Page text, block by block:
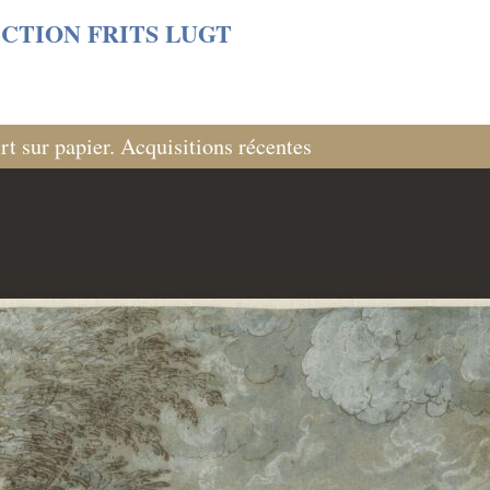
sites/
FRITS LUGT
sur papier. Acquisitions récentes